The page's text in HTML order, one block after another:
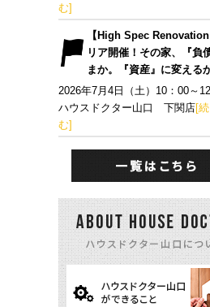
む]
【High Spec
リア開催！その家、『負
まか。『資産』に変えるか
2026年7月4日（土）10：00～
ハウスドクター山口 下関店[
む]